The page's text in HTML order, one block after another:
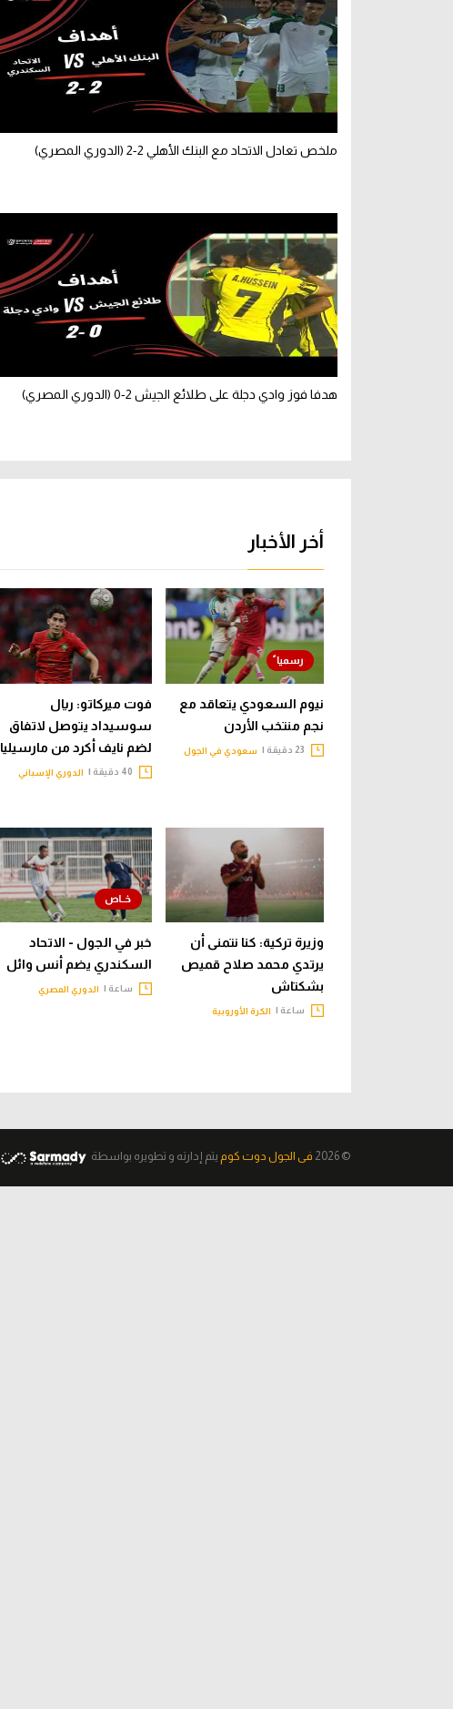
ملخص تعادل الاتحاد مع البنك الأهلي 2-2 (الدوري المصري)
هدفا فوز وادي دجلة على طلائع الجيش 2-0 (الدوري المصري)
أخر الأخبار
نيوم السعودي يتعاقد مع
نجم منتخب الأردن
سعودي في الجول
فوت ميركاتو: ريال
سوسيداد يتوصل لاتفاق
لضم نايف أكرد من مارسيليا
الدوري الإسباني
وزيرة تركية: كنا نتمنى أن
يرتدي محمد صلاح قميص
بشكتاش
ساعة | الكرة الأوروبية
خبر في الجول - الاتحاد
السكندري يضم أنس وائل
ساعة | الدوري المصري
© 2026 فى الجول دوت كوم يتم إدارته و تطويره بواسطة